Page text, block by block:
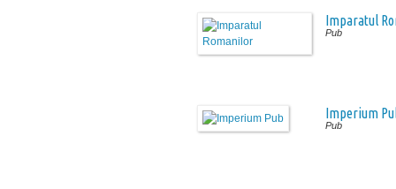
Imparatul
Pub
Imperium
Pub